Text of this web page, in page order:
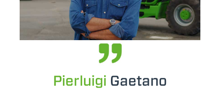
Pierluigi Gaetano